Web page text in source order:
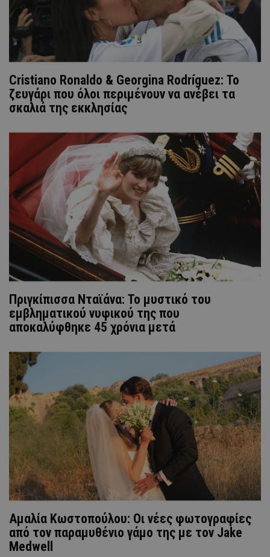
Cristiano Ronaldo & Georgina Rodríguez: Το
ζευγάρι που όλοι περιμένουν να ανέβει τα
σκαλιά της εκκλησίας
Πριγκίπισσα Νταϊάνα: Το μυστικό του
εμβληματικού νυφικού της που
αποκαλύφθηκε 45 χρόνια μετά
Αμαλία Κωστοπούλου: Οι νέες φωτογραφίες
από τον παραμυθένιο γάμο της με τον Jake
Medwell